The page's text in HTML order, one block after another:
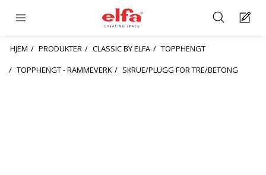
HJEM PRODUKTER CLASSIC BY ELFA
TOPPHENGT
TOPPHENGT - RAMMEVERK
SKRUE/PLUGG FOR TRE/BETONG